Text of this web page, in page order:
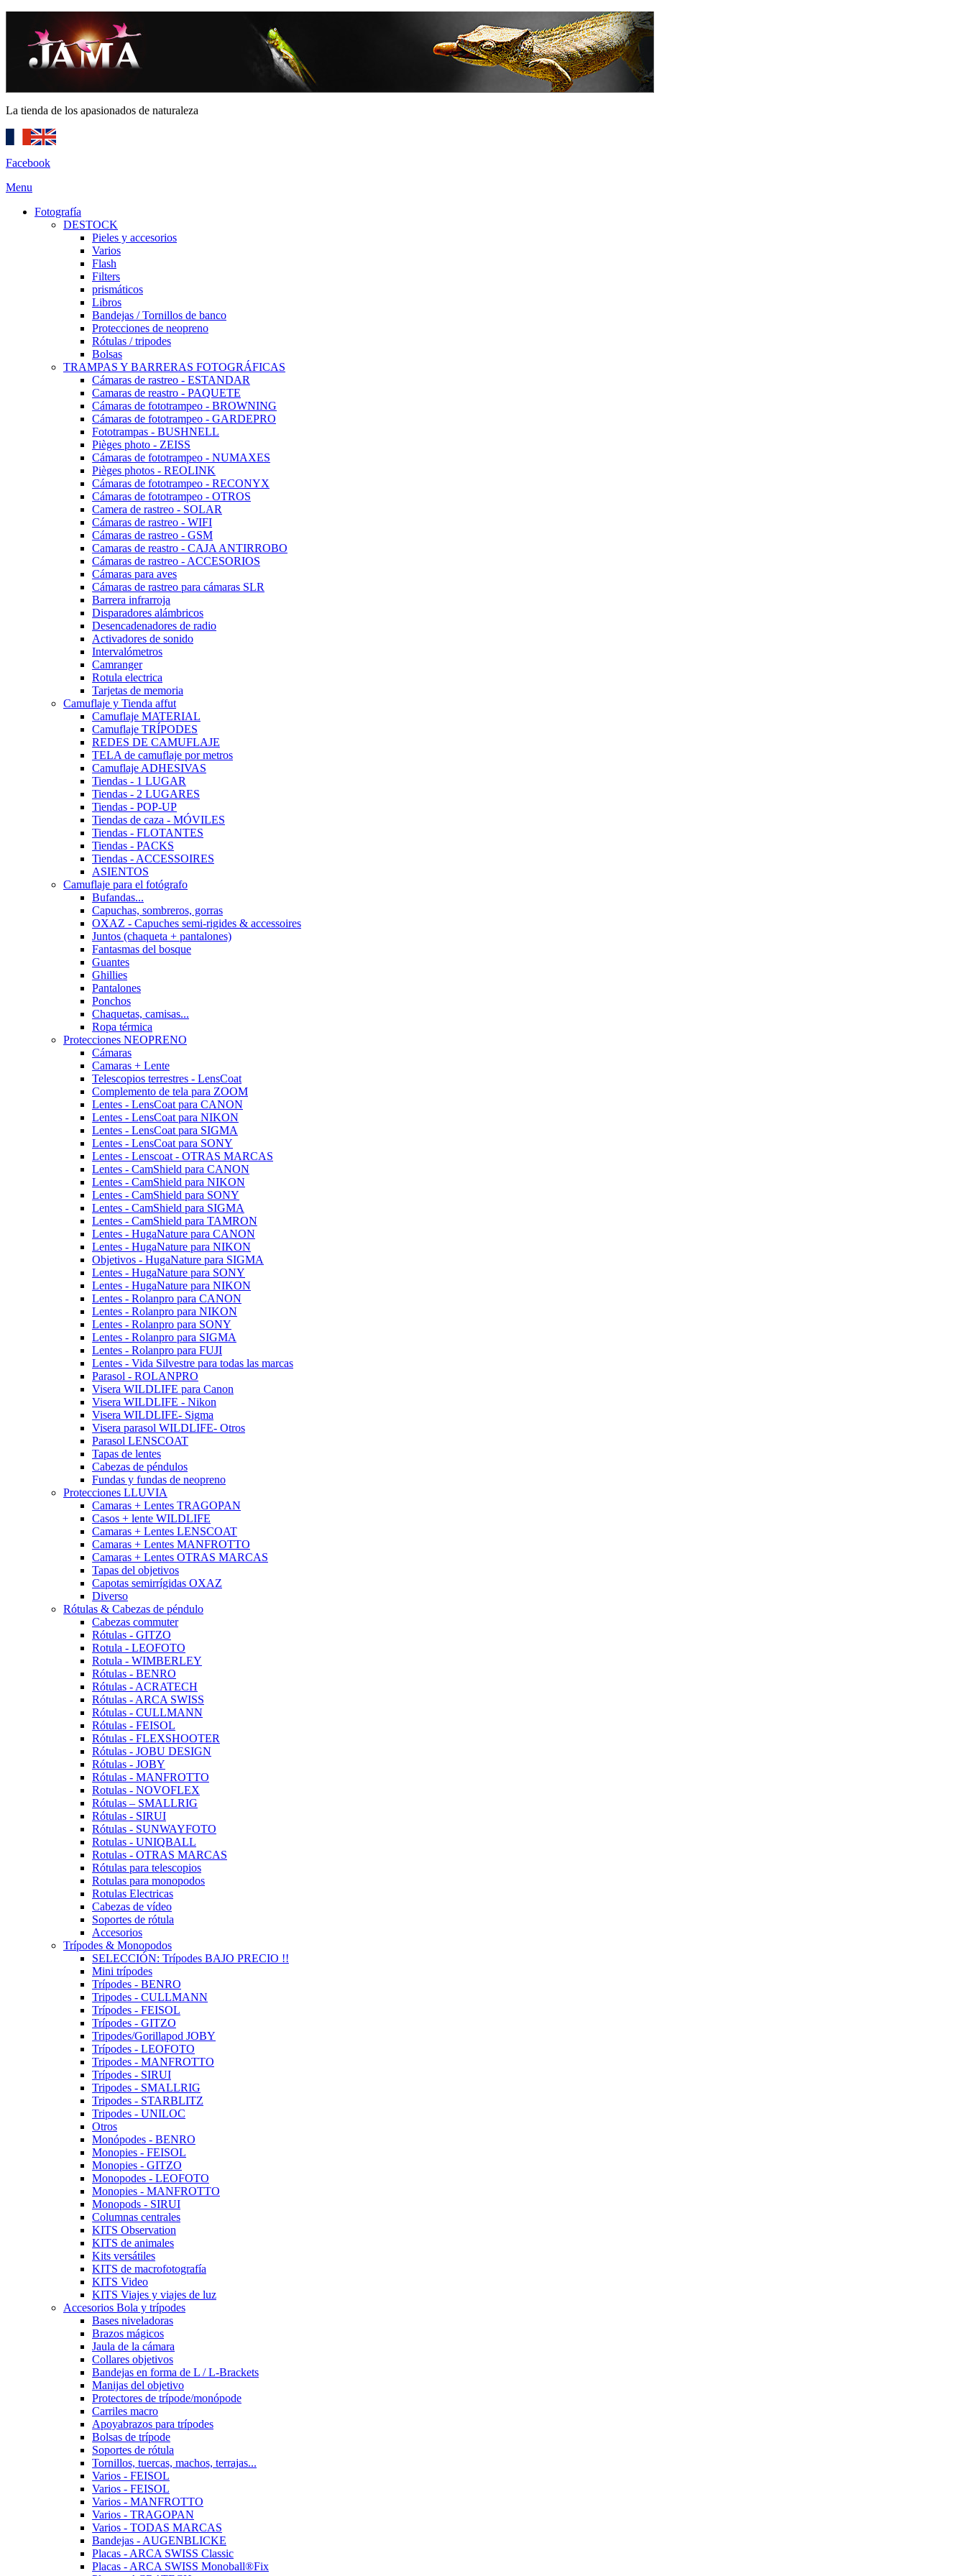
La tienda de los apasionados de naturaleza
Facebook
Menu
Fotografía
DESTOCK
Pieles y accesorios
Varios
Flash
Filters
prismáticos
Libros
Bandejas / Tornillos de banco
Protecciones de neopreno
Rótulas / tripodes
Bolsas
TRAMPAS Y BARRERAS FOTOGRÁFICAS
Cámaras de rastreo - ESTANDAR
Camaras de reastro - PAQUETE
Cámaras de fototrampeo - BROWNING
Cámaras de fototrampeo - GARDEPRO
Fototrampas - BUSHNELL
Pièges photo - ZEISS
Cámaras de fototrampeo - NUMAXES
Pièges photos - REOLINK
Cámaras de fototrampeo - RECONYX
Cámaras de fototrampeo - OTROS
Camera de rastreo - SOLAR
Cámaras de rastreo - WIFI
Cámaras de rastreo - GSM
Camaras de reastro - CAJA ANTIRROBO
Cámaras de rastreo - ACCESORIOS
Cámaras para aves
Cámaras de rastreo para cámaras SLR
Barrera infrarroja
Disparadores alámbricos
Desencadenadores de radio
Activadores de sonido
Intervalómetros
Camranger
Rotula electrica
Tarjetas de memoria
Camuflaje y Tienda affut
Camuflaje MATERIAL
Camuflaje TRÍPODES
REDES DE CAMUFLAJE
TELA de camuflaje por metros
Camuflaje ADHESIVAS
Tiendas - 1 LUGAR
Tiendas - 2 LUGARES
Tiendas - POP-UP
Tiendas de caza - MÓVILES
Tiendas - FLOTANTES
Tiendas - PACKS
Tiendas - ACCESSOIRES
ASIENTOS
Camuflaje para el fotógrafo
Bufandas...
Capuchas, sombreros, gorras
OXAZ - Capuches semi-rigides & accessoires
Juntos (chaqueta + pantalones)
Fantasmas del bosque
Guantes
Ghillies
Pantalones
Ponchos
Chaquetas, camisas...
Ropa térmica
Protecciones NEOPRENO
Cámaras
Camaras + Lente
Telescopios terrestres - LensCoat
Complemento de tela para ZOOM
Lentes - LensCoat para CANON
Lentes - LensCoat para NIKON
Lentes - LensCoat para SIGMA
Lentes - LensCoat para SONY
Lentes - Lenscoat - OTRAS MARCAS
Lentes - CamShield para CANON
Lentes - CamShield para NIKON
Lentes - CamShield para SONY
Lentes - CamShield para SIGMA
Lentes - CamShield para TAMRON
Lentes - HugaNature para CANON
Lentes - HugaNature para NIKON
Objetivos - HugaNature para SIGMA
Lentes - HugaNature para SONY
Lentes - HugaNature para NIKON
Lentes - Rolanpro para CANON
Lentes - Rolanpro para NIKON
Lentes - Rolanpro para SONY
Lentes - Rolanpro para SIGMA
Lentes - Rolanpro para FUJI
Lentes - Vida Silvestre para todas las marcas
Parasol - ROLANPRO
Visera WILDLIFE para Canon
Visera WILDLIFE - Nikon
Visera WILDLIFE- Sigma
Visera parasol WILDLIFE- Otros
Parasol LENSCOAT
Tapas de lentes
Cabezas de péndulos
Fundas y fundas de neopreno
Protecciones LLUVIA
Camaras + Lentes TRAGOPAN
Casos + lente WILDLIFE
Camaras + Lentes LENSCOAT
Camaras + Lentes MANFROTTO
Camaras + Lentes OTRAS MARCAS
Tapas del objetivos
Capotas semirrígidas OXAZ
Diverso
Rótulas & Cabezas de péndulo
Cabezas commuter
Rótulas - GITZO
Rotula - LEOFOTO
Rotula - WIMBERLEY
Rótulas - BENRO
Rótulas - ACRATECH
Rótulas - ARCA SWISS
Rótulas - CULLMANN
Rótulas - FEISOL
Rótulas - FLEXSHOOTER
Rótulas - JOBU DESIGN
Rótulas - JOBY
Rótulas - MANFROTTO
Rotulas - NOVOFLEX
Rótulas – SMALLRIG
Rótulas - SIRUI
Rótulas - SUNWAYFOTO
Rotulas - UNIQBALL
Rotulas - OTRAS MARCAS
Rótulas para telescopios
Rotulas para monopodos
Rotulas Electricas
Cabezas de vídeo
Soportes de rótula
Accesorios
Trípodes & Monopodos
SELECCIÓN: Trípodes BAJO PRECIO !!
Mini trípodes
Trípodes - BENRO
Tripodes - CULLMANN
Trípodes - FEISOL
Trípodes - GITZO
Tripodes/Gorillapod JOBY
Trípodes - LEOFOTO
Tripodes - MANFROTTO
Trípodes - SIRUI
Tripodes - SMALLRIG
Tripodes - STARBLITZ
Tripodes - UNILOC
Otros
Monópodes - BENRO
Monopies - FEISOL
Monopies - GITZO
Monopodes - LEOFOTO
Monopies - MANFROTTO
Monopods - SIRUI
Columnas centrales
KITS Observation
KITS de animales
Kits versátiles
KITS de macrofotografía
KITS Video
KITS Viajes y viajes de luz
Accesorios Bola y trípodes
Bases niveladoras
Brazos mágicos
Jaula de la cámara
Collares objetivos
Bandejas en forma de L / L-Brackets
Manijas del objetivo
Protectores de trípode/monópode
Carriles macro
Apoyabrazos para trípodes
Bolsas de trípode
Soportes de rótula
Tornillos, tuercas, machos, terrajas...
Varios - FEISOL
Varios - FEISOL
Varios - MANFROTTO
Varios - TRAGOPAN
Varios - TODAS MARCAS
Bandejas - AUGENBLICKE
Placas - ARCA SWISS Classic
Placas - ARCA SWISS Monoball®Fix